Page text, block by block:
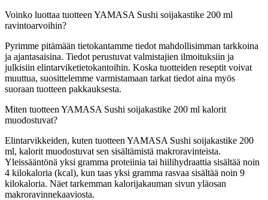
Voinko luottaa tuotteen YAMASA Sushi soijakastike 200 ml
ravintoarvoihin?
Pyrimme pitämään tietokantamme tiedot mahdollisimman tarkkoina
ja ajantasaisina. Tiedot perustuvat valmistajien ilmoituksiin ja
julkisiin elintarviketietokantoihin. Koska tuotteiden reseptit voivat
muuttua, suosittelemme varmistamaan tarkat tiedot aina myös
suoraan tuotteen pakkauksesta.
Miten tuotteen YAMASA Sushi soijakastike 200 ml kalorit
muodostuvat?
Elintarvikkeiden, kuten tuotteen YAMASA Sushi soijakastike 200
ml, kalorit muodostuvat sen sisältämistä makroravinteista.
Yleissääntönä yksi gramma proteiinia tai hiilihydraattia sisältää noin
4 kilokaloria (kcal), kun taas yksi gramma rasvaa sisältää noin 9
kilokaloria. Näet tarkemman kalorijakauman sivun yläosan
makroravinnekaaviosta.